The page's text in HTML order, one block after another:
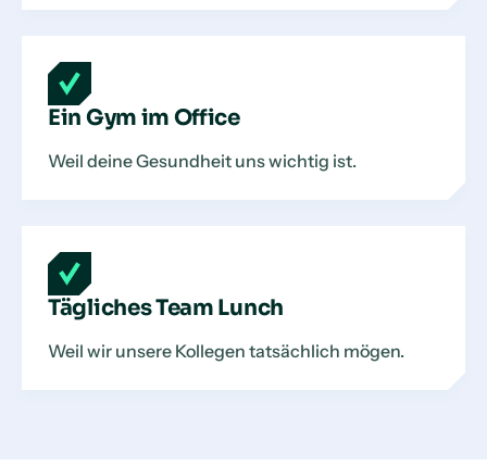
Ein Gym im Office
Weil deine Gesundheit uns wichtig ist.
Tägliches Team Lunch
Weil wir unsere Kollegen tatsächlich mögen.